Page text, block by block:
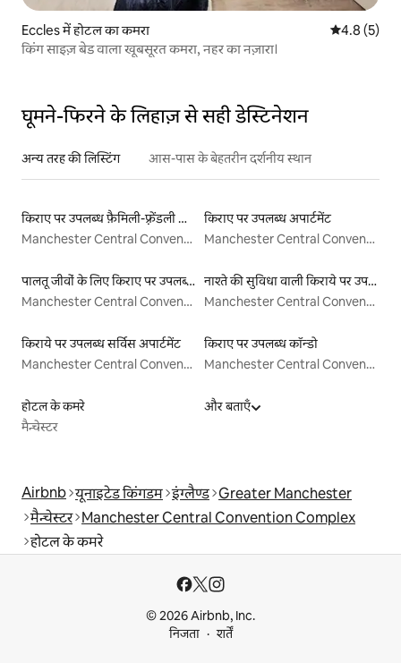
Eccles में होटल का कमरा औसत रेटिंग 5
4.8 (5)
किंग साइज़ बेड वाला खूबसूरत कमरा, नहर का नज़ारा।
घूमने-फिरने के लिहाज़ से सही डेस्टिनेशन
अन्य तरह की लिस्टिंग आस-पास के बेहतरीन दर्शनीय स्थान
किराए पर उपलब्ध फ़ैमिली-फ़्रेंडली लिस्टिंग
Manchester Central Convention Complex
किराए पर उपलब्ध अपार्टमेंट
Manchester Central Convention Complex
पालतू जीवों के लिए किराए पर उपलब्ध लिस्टिंग
Manchester Central Convention Complex
नाश्ते की सुविधा वाली किराये पर उपलब्ध लिस्टिंग
Manchester Central Convention Complex
किराये पर उपलब्ध सर्विस अपार्टमेंट
Manchester Central Convention Complex
किराए पर उपलब्ध कॉन्डो
Manchester Central Convention Complex
होटल के कमरे
मैन्चेस्टर
और बताएँ
Airbnb यूनाइटेड किंगडम इंग्लैण्ड Greater Manchester
मैन्चेस्टर Manchester Central Convention Complex
होटल के कमरे
© 2026 Airbnb, Inc.
निजता
शर्तें